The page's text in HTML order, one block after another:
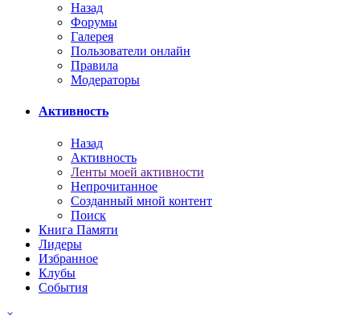
Назад
Форумы
Галерея
Пользователи онлайн
Правила
Модераторы
Активность
Назад
Активность
Ленты моей активности
Непрочитанное
Созданный мной контент
Поиск
Книга Памяти
Лидеры
Избранное
Клубы
События